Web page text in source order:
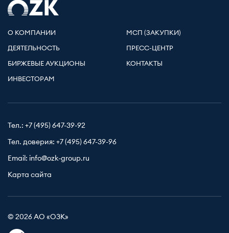
О КОМПАНИИ
ДЕЯТЕЛЬНОСТЬ
БИРЖЕВЫЕ АУКЦИОНЫ
ИНВЕСТОРАМ
МСП (ЗАКУПКИ)
ПРЕСС-ЦЕНТР
КОНТАКТЫ
© 2026 АО «ОЗК»
Тел.: +7 (495) 647-39-92
Тел. доверия: +7 (495) 647-39-96
Email: info@ozk-group.ru
Карта сайта